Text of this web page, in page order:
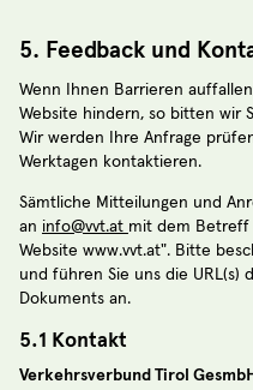
5. Feedback und
Wenn Ihnen Barrieren
Website hindern, so bitten wir
Wir werden Ihre Anfrage
Werktagen kontaktieren.
Sämtliche Mitteilungen und
an info@vvt.at mit dem Betreff
Website www.vvt.at". Bitte
und führen Sie uns die
Dokuments an.
5.1 Kontakt
Verkehrsverbund Tirol